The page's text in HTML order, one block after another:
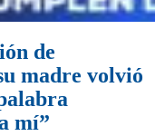
de
madre volvió
mí”